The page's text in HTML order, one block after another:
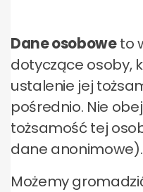
Dane osoboweto
dotyczące osoby,
ustalenie jej
pośrednio. Nie
tożsamość tej
dane anonimowe).
Możemy